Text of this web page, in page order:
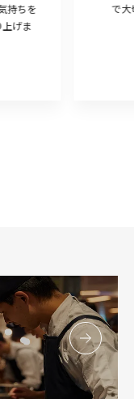
持ちを
げま
で大